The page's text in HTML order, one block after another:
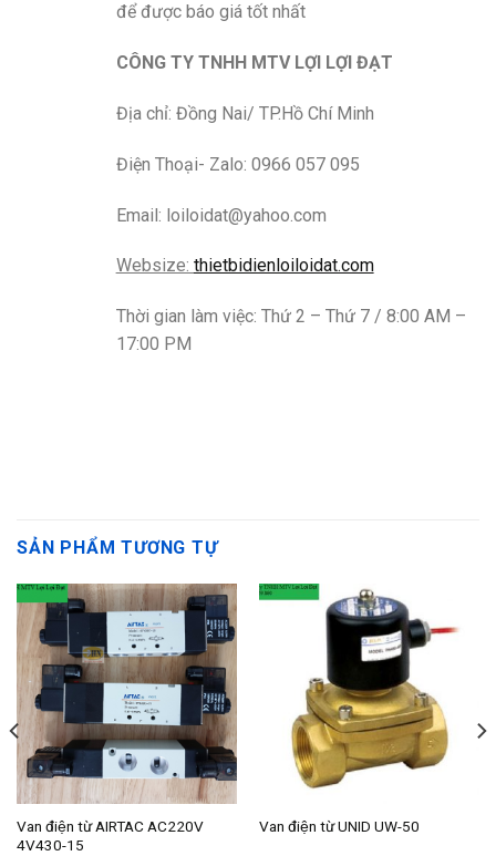
để được báo giá tốt nhất
CÔNG TY TNHH MTV LỢI LỢI ĐẠT
Địa chỉ: Đồng Nai/ TP.Hồ Chí Minh
Điện Thoại- Zalo: 0966 057 095
Email: loiloidat@yahoo.com
Websize: thietbidienloiloidat.com
Thời gian làm việc: Thứ 2 – Thứ 7 / 8:00 AM –
17:00 PM
SẢN PHẨM TƯƠNG TỰ
Van điện từ AIRTAC AC220V
4V430-15
Van điện từ UNID UW-50